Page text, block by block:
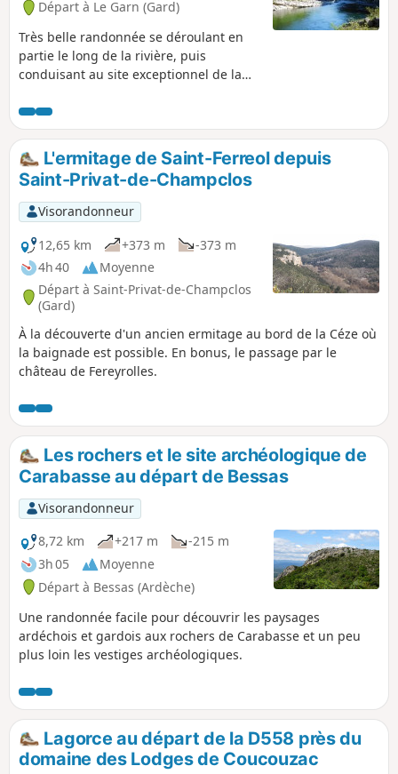
du Serre de la Desferre. Dépaysement
garanti! Recommandation : dans le
vallon du Tiourre, les sentiers sont
nombreux, non balisés et les
communication sont aléatoires. Penser à
télécharger la fiche technique ou le
fichier gpx avant de partir.
Départ à Le Garn (Gard)
Très belle randonnée se déroulant en
partie le long de la rivière, puis
conduisant au site exceptionnel de la
Madeleine. Vestiges d'un ancien
monastère datant probablement du XIIe
siècle, aux origines improbables. Réalité
ou mythe des Templiers ? Bien suivre le
balisage Jaune marqué au sol entre le
(6) et le (7), éviter en période de forte
crue de l'Ardèche. Le lit de la rivière
étant changeant, il est possible que
certaines parties du parcours soient
d'un accès difficile (eau, branchages,
boue, etc...).Pour connaître la hauteur et
le débit de l'eau :
https://www.rdbrmc.com/hydroreel2/sta
tio...
L'ermitage de Saint-Ferreol depuis
Saint-Privat-de-Champclos
Visorandonneur
12,65 km
+373 m
-373 m
4h 40
Moyenne
Départ à Saint-Privat-de-Champclos
(Gard)
À la découverte d'un ancien ermitage au bord de la Céze où
la baignade est possible. En bonus, le passage par le
château de Fereyrolles.
Les rochers et le site archéologique de
Carabasse au départ de Bessas
Visorandonneur
8,72 km
+217 m
-215 m
3h 05
Moyenne
Départ à Bessas (Ardèche)
Une randonnée facile pour découvrir les paysages
ardéchois et gardois aux rochers de Carabasse et un peu
plus loin les vestiges archéologiques.
Lagorce au départ de la D558 près du
domaine des Lodges de Coucouzac